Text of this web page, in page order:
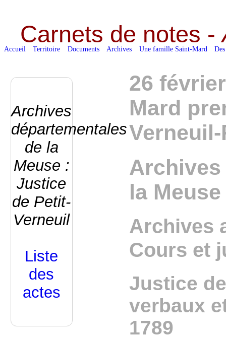
Carnets de notes -
Accueil Territoire Documents Archives Une famille Saint-Mard
26
Mard
Archives
la
Archives
Cours et
Justice
verbaux
1789
Archives
départementales
de la
Meuse :
Justice
de Petit-
Verneuil
Liste
des
actes